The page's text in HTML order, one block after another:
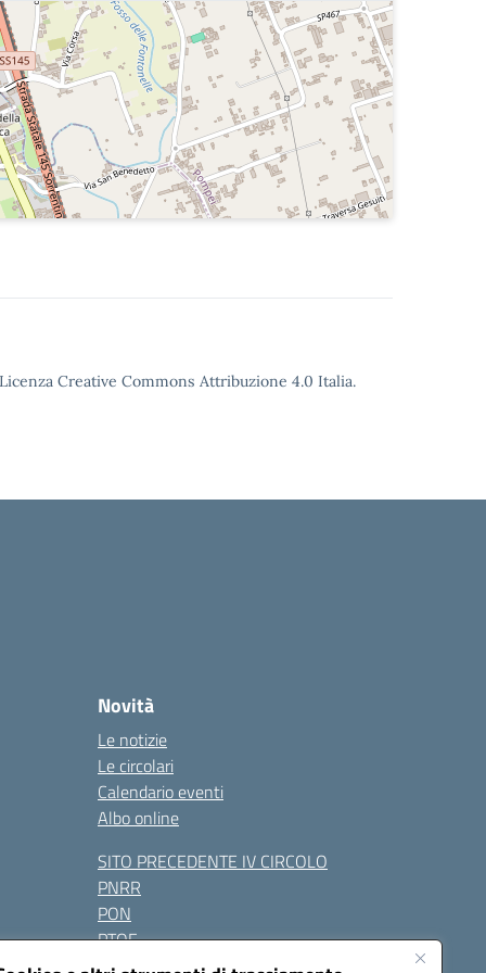
Creative Commons Attribuzione 4.0 Italia.
Novità
Le notizie
Le circolari
Calendario eventi
Albo online
SITO PRECEDENTE IV CIRCOLO
PNRR
PON
PTOF
Contatti